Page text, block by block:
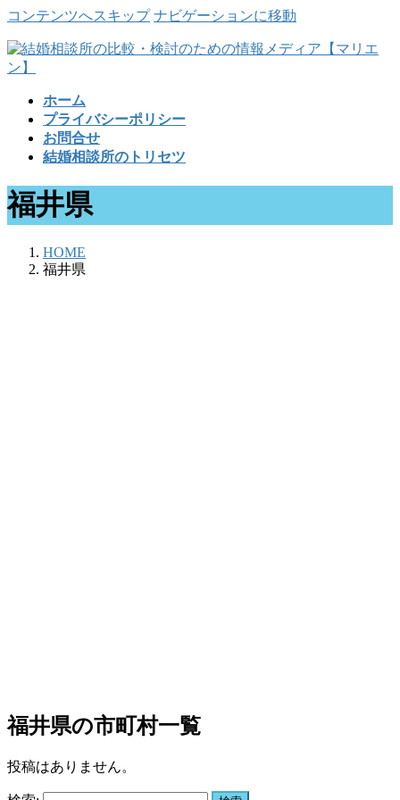
コンテンツへスキップ ナビゲーションに移動
ホーム
プライバシーポリシー
お問合せ
結婚相談所のトリセツ
福井県
HOME
福井県
福井県の市町村一覧
投稿はありません。